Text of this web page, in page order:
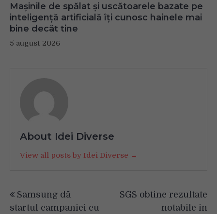
Mașinile de spălat și uscătoarele bazate pe
inteligență artificială îți cunosc hainele mai
bine decât tine
5 august 2026
About Idei Diverse
View all posts by Idei Diverse →
în
Samsung dă
startul campaniei cu
SGS obtine rezultate
notabile in